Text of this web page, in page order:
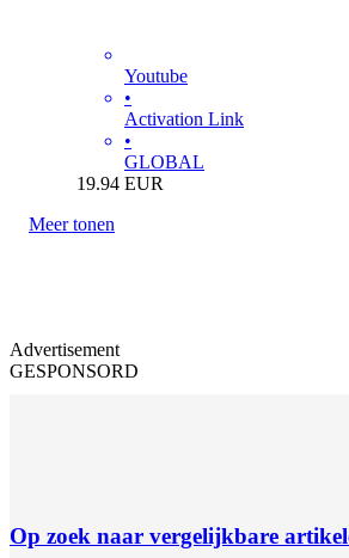
Youtube
•
Activation Link
•
GLOBAL
19.94 EUR
Meer tonen
Advertisement
GESPONSORD
Op zoek naar vergelijkbare